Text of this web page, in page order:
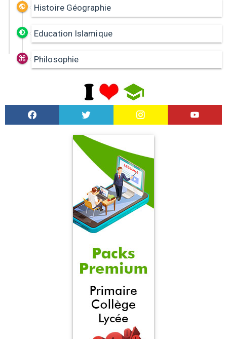
Histoire Géographie
Education Islamique
Philosophie